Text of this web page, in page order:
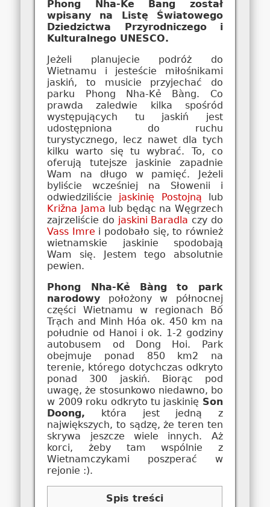
Phong Nha-Ke Bang został
wpisany na Listę Światowego
Dziedzictwa Przyrodniczego i
Kulturalnego UNESCO.
Jeżeli planujecie podróż do
Wietnamu i jesteście miłośnikami
jaskiń, to musicie przyjechać do
parku Phong Nha-Kẻ Bàng. Co
prawda zaledwie kilka spośród
występujących tu jaskiń jest
udostępniona do ruchu
turystycznego, lecz nawet dla tych
kilku warto się tu wybrać. To, co
oferują tutejsze jaskinie zapadnie
Wam na długo w pamięć. Jeżeli
byliście wcześniej na Słowenii i
odwiedziliście jaskinię Postojną lub
Križna Jama lub będąc na Węgrzech
zajrzeliście do jaskini Baradla czy do
Vass Imre i podobało się, to również
wietnamskie jaskinie spodobają
Wam się. Jestem tego absolutnie
pewien.
Phong Nha-Kẻ Bàng to park
narodowy położony w północnej
części Wietnamu w regionach Bố
Trạch and Minh Hóa ok. 450 km na
południe od Hanoi i ok. 1-2 godziny
autobusem od Dong Hoi. Park
obejmuje ponad 850 km2 na
terenie, którego dotychczas odkryto
ponad 300 jaskiń. Biorąc pod
uwagę, że stosunkowo niedawno, bo
w 2009 roku odkryto tu jaskinię Son
Doong, która jest jedną z
największych, to sądzę, że teren ten
skrywa jeszcze wiele innych. Aż
korci, żeby tam wspólnie z
Wietnamczykami poszperać w
rejonie :).
Spis treści